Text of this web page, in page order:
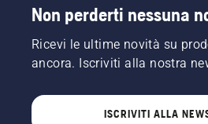
Non perderti nessuna
Ricevi le ultime novità su
ancora. Iscriviti alla nostra
ISCRIVITI ALLA